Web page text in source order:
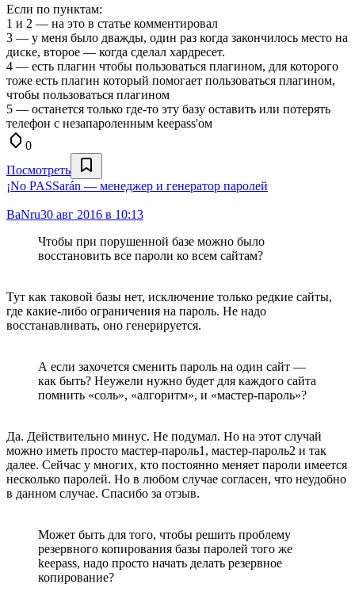
Если по пунктам:
1 и 2 — на это в статье комментировал
3 — у меня было дважды, один раз когда закончилось место на
диске, второе — когда сделал хардресет.
4 — есть плагин чтобы пользоваться плагином, для которого
тоже есть плагин который помогает пользоваться плагином,
чтобы пользоваться плагином
5 — останется только где-то эту базу оставить или потерять
телефон с незапароленным keepass'ом
0
Посмотреть
¡No PASSarán — менеджер и генератор паролей
BaNru30 авг 2016 в 10:13
Чтобы при порушенной базе можно было
восстановить все пароли ко всем сайтам?
Тут как таковой базы нет, исключение только редкие сайты,
где какие-либо ограничения на пароль. Не надо
восстанавливать, оно генерируется.
А если захочется сменить пароль на один сайт —
как быть? Неужели нужно будет для каждого сайта
помнить «соль», «алгоритм», и «мастер-пароль»?
Да. Действительно минус. Не подумал. Но на этот случай
можно иметь просто мастер-пароль1, мастер-пароль2 и так
далее. Сейчас у многих, кто постоянно меняет пароли имеется
несколько паролей. Но в любом случае согласен, что неудобно
в данном случае. Спасибо за отзыв.
Может быть для того, чтобы решить проблему
резервного копирования базы паролей того же
keepass, надо просто начать делать резервное
копирование?